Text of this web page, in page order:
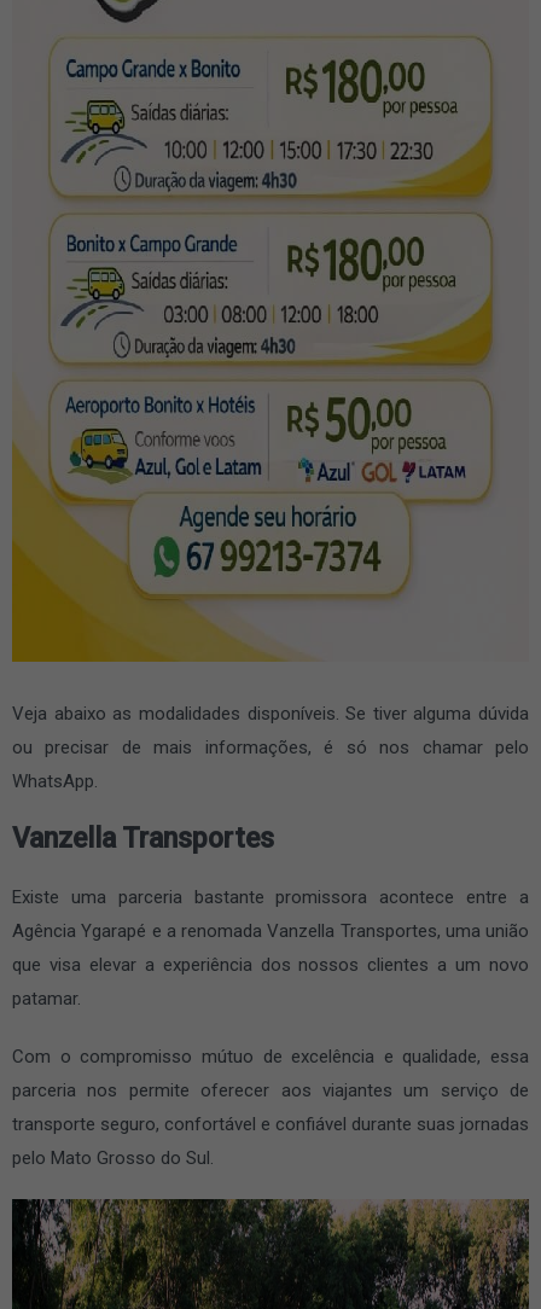
Veja abaixo as modalidades disponíveis. Se tiver alguma dúvida
ou precisar de mais informações, é só nos chamar pelo
WhatsApp.
Vanzella Transportes
Existe uma parceria bastante promissora acontece entre a
Agência Ygarapé e a renomada Vanzella Transportes, uma união
que visa elevar a experiência dos nossos clientes a um novo
patamar.
Com o compromisso mútuo de excelência e qualidade, essa
parceria nos permite oferecer aos viajantes um serviço de
transporte seguro, confortável e confiável durante suas jornadas
pelo Mato Grosso do Sul.